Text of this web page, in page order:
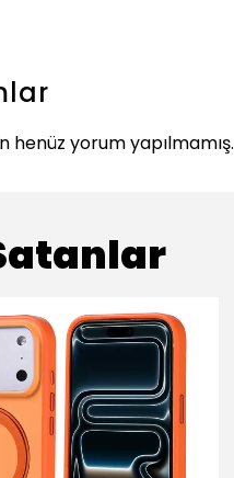
henüz yorum yapılmamış.